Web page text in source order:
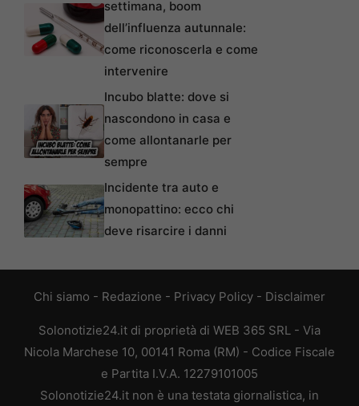
settimana, boom
dell’influenza autunnale:
come riconoscerla e come
intervenire
Incubo blatte: dove si
nascondono in casa e
come allontanarle per
sempre
Incidente tra auto e
monopattino: ecco chi
deve risarcire i danni
Chi siamo - Redazione - Privacy Policy - Disclaimer
Solonotizie24.it di proprietà di WEB 365 SRL - Via
Nicola Marchese 10, 00141 Roma (RM) - Codice Fiscale
e Partita I.V.A. 12279101005
Solonotizie24.it non è una testata giornalistica, in